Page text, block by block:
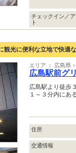
チェックイン／
ト
観光に便利な立地で快適
エリア ： 広島県
広島駅前グ
広島駅より徒歩
１～３分内にあ
住所
交通情報